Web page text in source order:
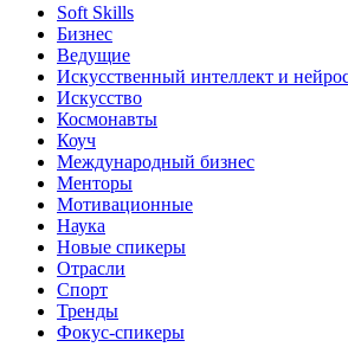
Soft Skills
Бизнес
Ведущие
Искусственный интеллект и
Искусство
Космонавты
Коуч
Международный бизнес
Менторы
Мотивационные
Наука
Новые спикеры
Отрасли
Спорт
Тренды
Фокус-спикеры